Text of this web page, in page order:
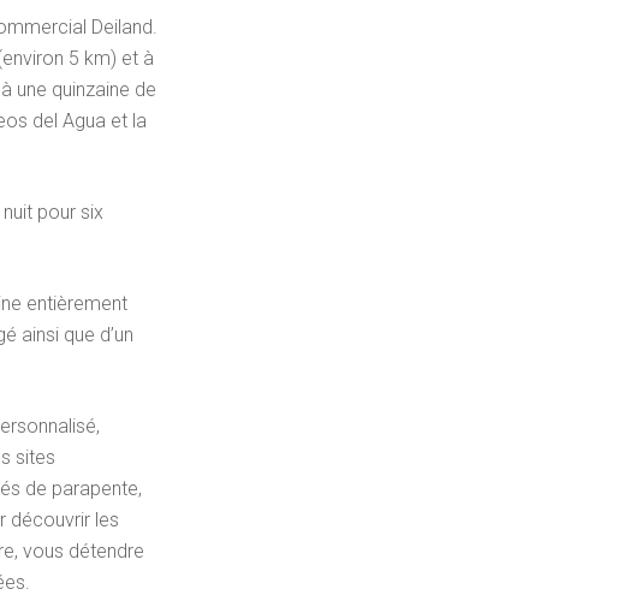
Deiland.
5 km) et à
une quinzaine de
del Agua et la
pour six
entièrement
ainsi que d’un
sites
de parapente,
découvrir les
vous détendre